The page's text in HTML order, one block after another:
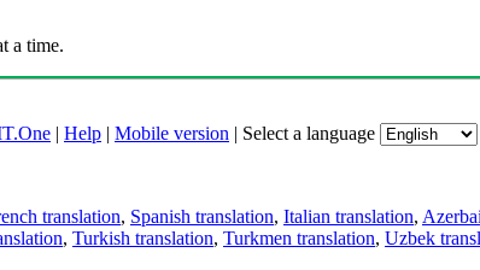
a time.
| Help | Mobile version | Select a language
translation, Spanish translation, Italian translation,
, Turkish translation, Turkmen translation, Uzbek